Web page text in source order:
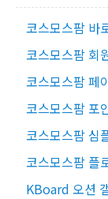
코스모스팜 바
코스모스팜 회
코스모스팜 페
코스모스팜 포
코스모스팜 심
코스모스팜 플
KBoard 오션